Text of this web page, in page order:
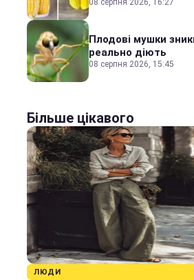
08 серпня 2026, 16:27
Плодові мушки
реально діють
08 серпня 2026, 15:45
Більше цікавого
ЛЮДИ